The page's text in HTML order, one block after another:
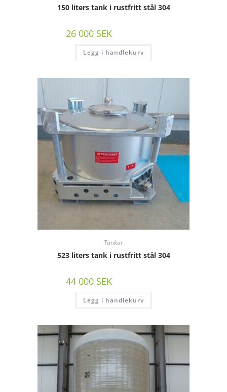
150 liters tank i rustfritt stål 304
26 000 SEK
Legg i handlekurv
Tankar
523 liters tank i rustfritt stål 304
44 000 SEK
Legg i handlekurv